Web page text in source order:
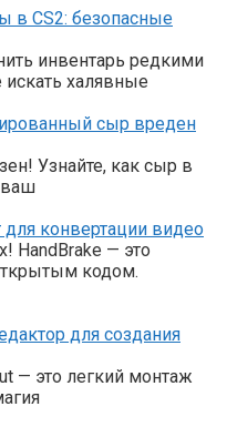
в CS2: безопасные
инвентарь редкими
искать халявные
сыр вреден
Узнайте, как сыр в
ваш
конвертации видео
HandBrake — это
кодом.
для создания
— это легкий монтаж